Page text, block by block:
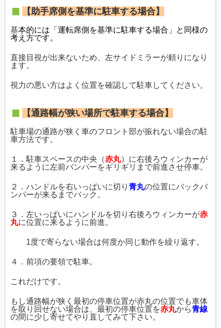
【助手席側を基準に駐車する場合】
基本的には「運転席側を基準に駐車する場合」と同様の
考え方です。
直接目視が出来ないため、左サイドミラーが頼りになり
ます。
視力の悪い方はよく位置を確認して駐車してください。
【通路幅が狭い場所で駐車する場合】
駐車場の通路が狭く車のフロント部が振れない場合の駐
車方法です。
１．駐車スペースの中央（赤丸）に右後ろウィンカーが
来るように左前バンパーをギリギリまで前進させ停車。
２．ハンドルを右いっぱいに切り 青丸の位置にバックバ
ンパーが来るまでバック。
３．左いっぱいにハンドルを切り右後ろウィンカーが赤
丸に位置に来るように前進。
1度で寄らない場合は何度か同じ動作を繰り返す。
４．前項の要領で駐車。
これだけです。
もし通路幅が狭く最初の停車位置が赤丸の位置でも車体
を取り回せない場合は、最初の停車位置を赤丸から青線
の間に少し寄せてやり直してみて下さい。